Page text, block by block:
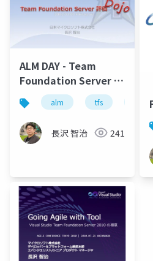
ALM DAY - Team
Foundation Server 評
価 Dojoalm tfs
長沢 智治 241